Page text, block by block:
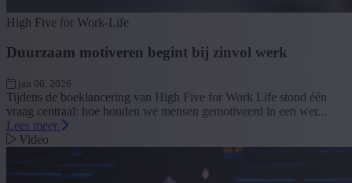
High Five for Work-Life
Duurzaam motiveren begint bij zinvol werk
jan 06, 2026
Tijdens de boeklancering van High Five for Work Life stond één
vraag centraal: hoe houden we mensen gemotiveerd in een wer...
Lees meer
Video